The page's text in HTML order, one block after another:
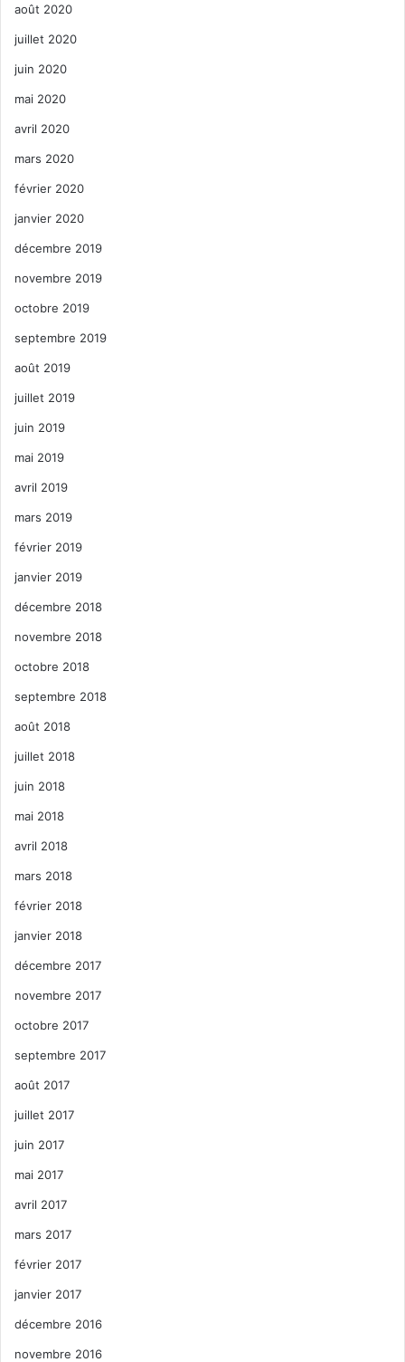
août 2020
juillet 2020
juin 2020
mai 2020
avril 2020
mars 2020
février 2020
janvier 2020
décembre 2019
novembre 2019
octobre 2019
septembre 2019
août 2019
juillet 2019
juin 2019
mai 2019
avril 2019
mars 2019
février 2019
janvier 2019
décembre 2018
novembre 2018
octobre 2018
septembre 2018
août 2018
juillet 2018
juin 2018
mai 2018
avril 2018
mars 2018
février 2018
janvier 2018
décembre 2017
novembre 2017
octobre 2017
septembre 2017
août 2017
juillet 2017
juin 2017
mai 2017
avril 2017
mars 2017
février 2017
janvier 2017
décembre 2016
novembre 2016